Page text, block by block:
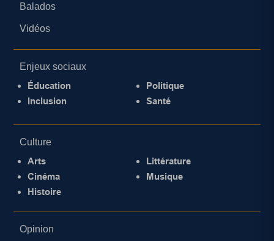
Balados
Vidéos
Enjeux sociaux
Éducation
Inclusion
Politique
Santé
Culture
Arts
Cinéma
Histoire
Littérature
Musique
Opinion